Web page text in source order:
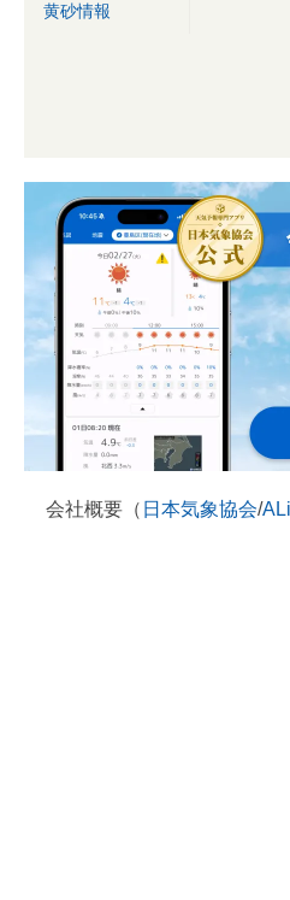
黄砂情報
会社概要（ 日本気象協会/